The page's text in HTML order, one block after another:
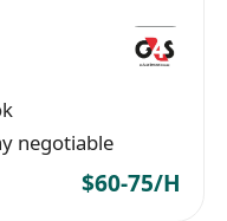
適合尋求彈性工時
negotiable
$60-75/H